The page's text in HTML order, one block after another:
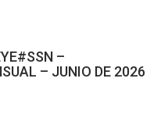
–
– JUNIO DE 2026